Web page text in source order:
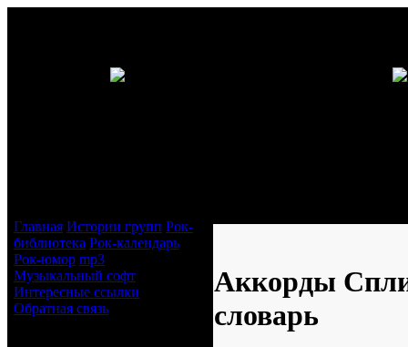
Главная Истории групп Рок-
библиотека Рок-календарь
Рок-юмор mp3
Музыкальный софт
Интересные ссылки
Обратная связь
Аккорды
словарь